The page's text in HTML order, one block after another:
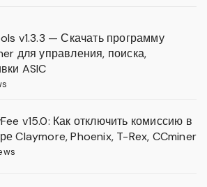
v1.3.3 — Скачать программу
для управления, поиска,
ASIC
v15.0: Как отключить комиссию в
Claymore, Phoenix, T-Rex, CCminer